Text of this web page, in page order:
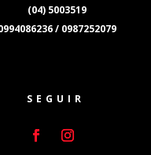
(04) 5003519
/ 0987252079
SEGUIR